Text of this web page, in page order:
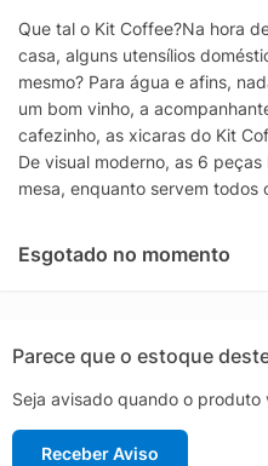
Que tal o Kit Coffee?Na hora
casa, alguns utensílios
mesmo? Para água e afins,
um bom vinho, a
cafezinho, as xicaras do Kit
De visual moderno, as 6
mesa, enquanto servem todos
praticidade. Ou seja, esse
quer ter um café da manhã ou
decoração e o bom gosto de
Esgotado no momento
Parece que o estoque
Seja avisado quando o produto
Receber Aviso